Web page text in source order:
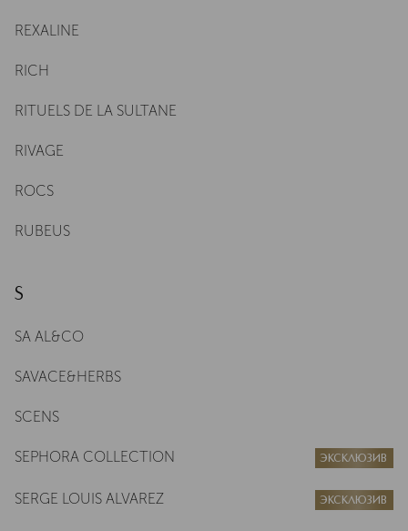
REXALINE
RICH
RITUELS DE LA SULTANE
RIVAGE
ROCS
RUBEUS
S
SA AL&CO
SAVACE&HERBS
SCENS
SEPHORA COLLECTION ЭКСКЛЮЗИВ
SERGE LOUIS ALVAREZ ЭКСКЛЮЗИВ